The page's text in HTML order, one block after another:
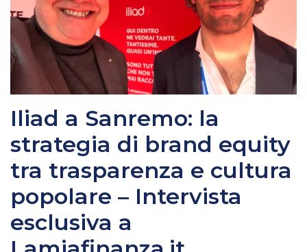
Iliad a Sanremo: la
strategia di brand equity
tra trasparenza e cultura
popolare – Intervista
esclusiva a